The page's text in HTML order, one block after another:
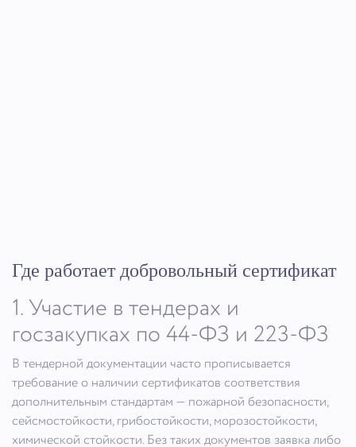
Где работает добровольный сертификат
1. Участие в тендерах и
госзакупках по 44-ФЗ и 223-ФЗ
В тендерной документации часто прописывается
требование о наличии сертификатов соответствия
дополнительным стандартам — пожарной безопасности,
сейсмостойкости, грибостойкости, морозостойкости,
химической стойкости. Без таких документов заявка либо